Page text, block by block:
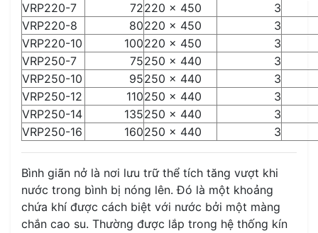
VRP220-7
72220 x 450
3
VRP220-8
80220 x 450
3
VRP220-10
100220 x 450
3
VRP250-7
75250 x 440
3
VRP250-10
95250 x 440
3
VRP250-12
110250 x 440
3
VRP250-14
135250 x 440
3
VRP250-16
160250 x 440 3
Bình giãn nở là nơi lưu trữ thể tích tăng vượt khi
nước trong bình bị nóng lên. Đó là một khoảng
chứa khí được cách biệt với nước bởi một màng
chắn cao su. Thường được lắp trong hệ thống kín